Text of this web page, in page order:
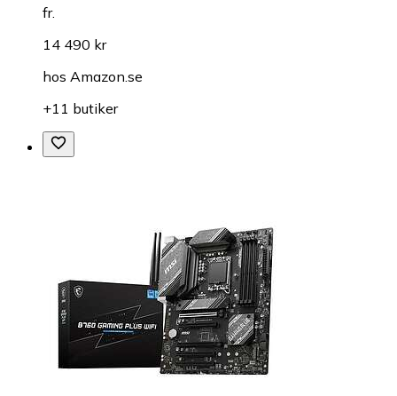
fr.
14 490 kr
hos Amazon.se
+11 butiker